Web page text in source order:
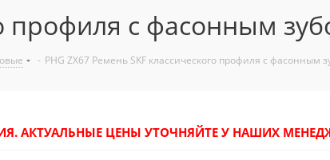
профиля с фасонным
- PHG ZX67 Ремень SKF классического профиля с фасонным
АКТУАЛЬНЫЕ ЦЕНЫ УТОЧНЯЙТЕ У НАШИХ